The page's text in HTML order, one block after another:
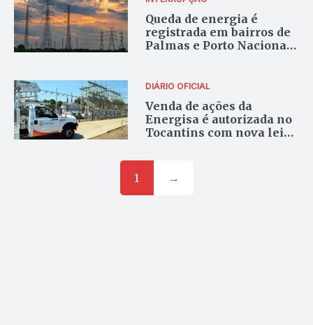
Queda de energia é
registrada em bairros de
Palmas e Porto Nacional
DIÁRIO OFICIAL
Venda de ações da
Energisa é autorizada no
Tocantins com nova lei
1 →